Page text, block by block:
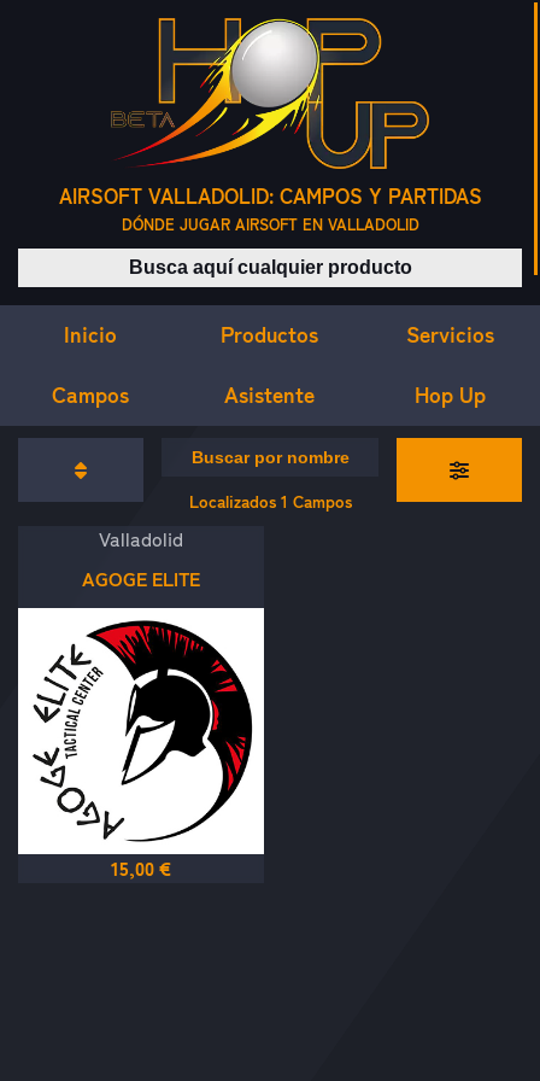
AIRSOFT VALLADOLID: CAMPOS Y PARTIDAS
DÓNDE JUGAR AIRSOFT EN VALLADOLID
Buscar productos
Inicio Productos Servicios
Campos Asistente Hop Up
CAMPOS DE AIRSOFT
Buscar campos por nombre
Localizados 1 Campos
Valladolid
AGOGE ELITE
15,00 €